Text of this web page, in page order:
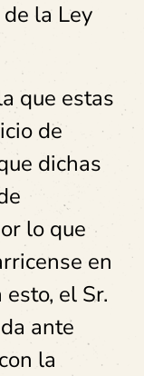
la Ley
que estas
de
dichas
lo que
en
el Sr.
ante
la